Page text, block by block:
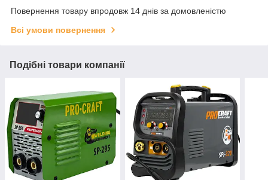
Повернення товару впродовж 14 днів за домовленістю
Всі умови повернення
Подібні товари компанії